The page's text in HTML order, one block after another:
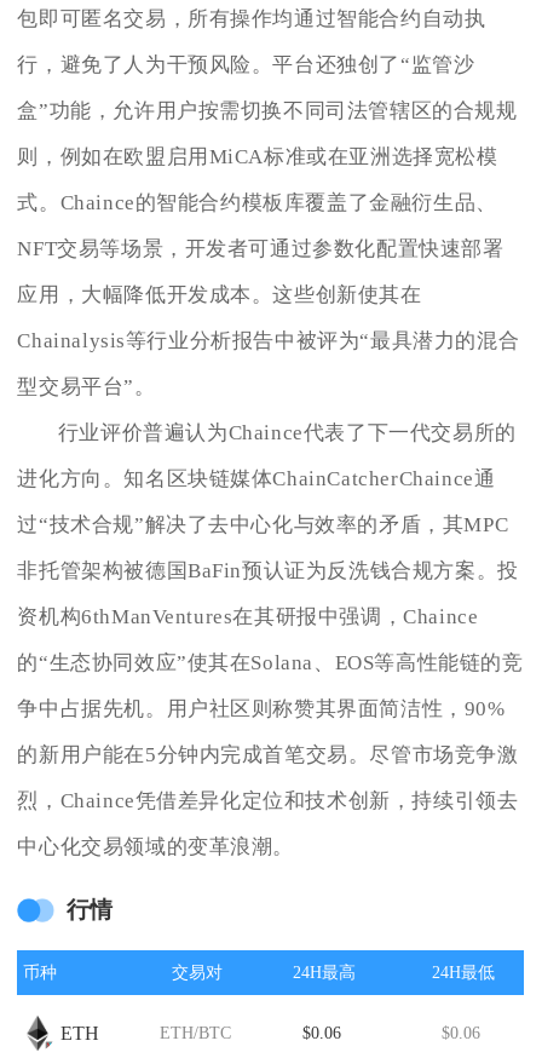
包即可匿名交易，所有操作均通过智能合约自动执
行，避免了人为干预风险。平台还独创了“监管沙
盒”功能，允许用户按需切换不同司法管辖区的合规规
则，例如在欧盟启用MiCA标准或在亚洲选择宽松模
式。Chaince的智能合约模板库覆盖了金融衍生品、
NFT交易等场景，开发者可通过参数化配置快速部署
应用，大幅降低开发成本。这些创新使其在
Chainalysis等行业分析报告中被评为“最具潜力的混合
型交易平台”。
行业评价普遍认为Chaince代表了下一代交易所的
进化方向。知名区块链媒体ChainCatcherChaince通
过“技术合规”解决了去中心化与效率的矛盾，其MPC
非托管架构被德国BaFin预认证为反洗钱合规方案。投
资机构6thManVentures在其研报中强调，Chaince
的“生态协同效应”使其在Solana、EOS等高性能链的竞
争中占据先机。用户社区则称赞其界面简洁性，90%
的新用户能在5分钟内完成首笔交易。尽管市场竞争激
烈，Chaince凭借差异化定位和技术创新，持续引领去
中心化交易领域的变革浪潮。
行情
币种 交易对 24H最高 24H最低
ETH ETH/BTC $0.06 $0.06